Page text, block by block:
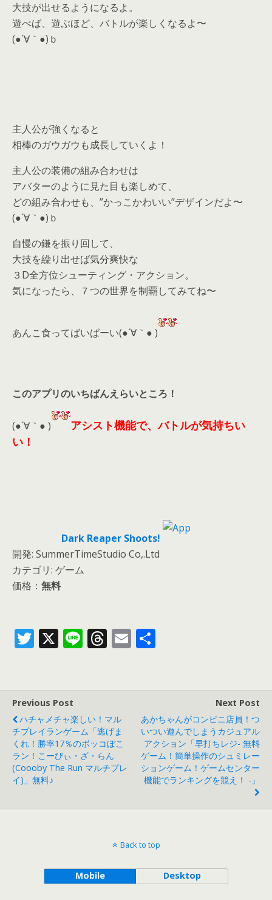
大技が出せるようになるよ。
遊べば、遊ぶほど、バトルが楽しくなるよ〜
(●´∀｀●)ｂ
主人公が強くなると
相棒のガウガウも成長していくよ！
主人公の装備の組み合わせは
アバターのように見た目も楽しめて、
どの組み合わせも、”かっこかわいい”デザインだよ〜
(●´∀｀●)ｂ
自慢の鎌を振り回して、
大技を繰り出せば気分爽快な
３D全方位シューティング・アクション。
気になったら、
７つの世界を制覇してみてね〜
あんこ食ってばいばーい(●´∀｀● )
このアプリのいちばんえらいところ！
(●´∀｀● )
アシスト機能で、バトルが気持ちい
い！
Dark Reaper Shoots!
開発: SummerTimeStudio Co,.Ltd
カテゴリ: ゲーム
価格： 無料
T
er
X Li T
d
s
E
Previous Post
ハチャメチャ楽しい！マル
チプレイランゲーム「逃げま
くれ！勝率17％のボッコぼこ
ラン！こーびぃ・ざ・らん
(Coooby The Run マルチプレ
イ)」無料♪
Next Post
あかちゃんがコンビニ店員！つ
いつい遊んでしまうカジュアル
アクション「早打ちレジ- 無料
ゲーム！簡単操作のシュミレー
ションゲーム！ゲームセンター
機能でランキングを競え！ -」
Back to top
Mobile Desktop